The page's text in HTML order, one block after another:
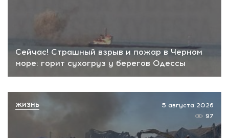
Сейчас! Страшный взрыв и пожар в Черном
море: горит сухогруз у берегов Одессы
5 августа 2026
97
ЖИЗНЬ